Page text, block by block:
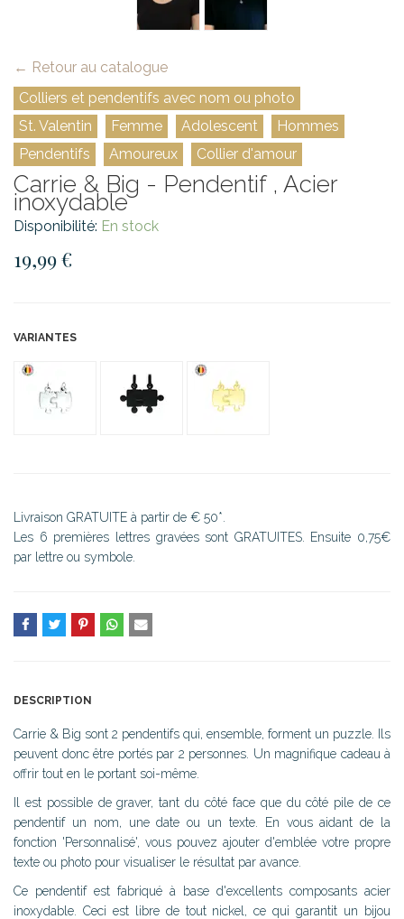
← Retour au catalogue
Colliers et pendentifs avec nom ou photo
St. Valentin
Femme Adolescent
Hommes
Pendentifs
Amoureux Collier d'amour
Carrie & Big - Pendentif , Acier
inoxydable
Disponibilité: En stock
19,99 €
VARIANTES
Livraison GRATUITE à partir de € 50*.
Les 6 premières lettres gravées sont GRATUITES. Ensuite 0,75€
par lettre ou symbole.
DESCRIPTION
Carrie & Big sont 2 pendentifs qui, ensemble, forment un puzzle. Ils
peuvent donc être portés par 2 personnes. Un magnifique cadeau à
offrir tout en le portant soi-même.
Il est possible de graver, tant du côté face que du côté pile de ce
pendentif un nom, une date ou un texte. En vous aidant de la
fonction 'Personnalisé', vous pouvez ajouter d'emblée votre propre
texte ou photo pour visualiser le résultat par avance.
Ce pendentif est fabriqué à base d'excellents composants acier
inoxydable. Ceci est libre de tout nickel, ce qui garantit un bijou